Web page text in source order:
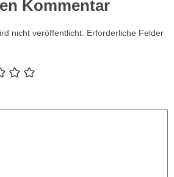
Kommentar
nicht veröffentlicht. Erforderliche Felder